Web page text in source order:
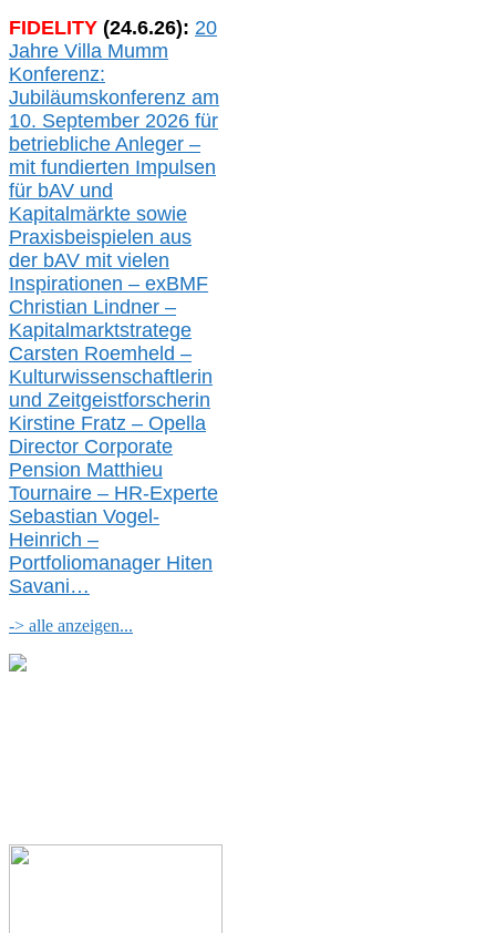
FIDELITY (24.6.26): 20
Jahre Villa Mumm
Konferenz:
Jubiläumskonferenz am
10. September 2026 für
betriebliche Anleger –
mit fundierten Impulsen
für bAV und
Kapitalmärkte sowie
Praxisbeispielen aus
der bAV mit vielen
Inspirationen – exBMF
Christian Lindner –
Kapitalmarktstratege
Carsten Roemheld –
Kulturwissenschaftlerin
und Zeitgeistforscherin
Kirstine Fratz – Opella
Director Corporate
Pension Matthieu
Tournaire – HR-Experte
Sebastian Vogel-
Heinrich –
Portfoliomanager Hiten
Savani…
-> alle anzeigen...